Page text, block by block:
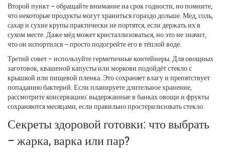
Второй пункт – обращайте внимание на срок годности, но помните,
что некоторые продукты могут храниться гораздо дольше. Мед, соль,
сахар и сухие крупы практически не портятся, если держать их в
сухом месте. Даже мёд может кристаллизоваться, но это не значит,
что он испортился – просто подогрейте его в тёплой воде.
Третий совет – используйте герметичные контейнеры. Для овощных
заготовок, квашеной капусты или моркови подойдёт стекло с
крышкой или пищевой пленка. Это сохраняет влагу и препятствует
попаданию бактерий. Если планируете длительное хранение,
рассмотрите консервацию: выдержанные в банках овощи и фрукты
сохраняются месяцами, если правильно простерилизовать стекло.
Секреты здоровой готовки: что выбрать
– жарка, варка или пар?